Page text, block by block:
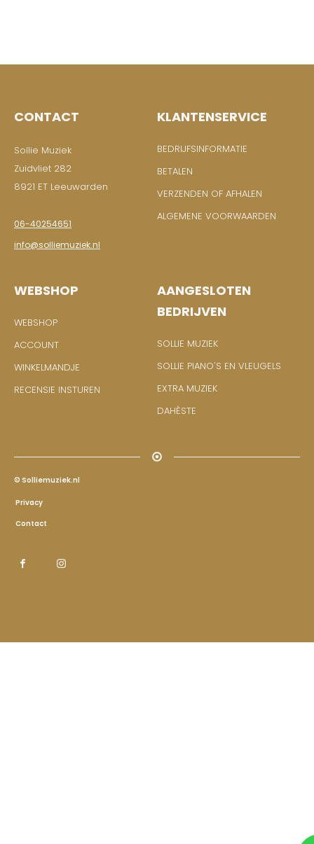
CONTACT
Sollie Muziek
Zuidvliet 282
8921 ET Leeuwarden
06-40254651
info@solliemuziek.nl
KLANTENSERVICE
BEDRIJFSINFORMATIE
BETALEN
VERZENDEN OF AFHALEN
ALGEMENE VOORWAARDEN
WEBSHOP
WEBSHOP
ACCOUNT
WINKELMANDJE
RECENSIE INSTUREN
AANGESLOTEN
BEDRIJVEN
SOLLIE MUZIEK
SOLLIE PIANO'S EN VLEUGELS
EXTRA MUZIEK
DAHÈSTE
© Solliemuziek.nl
Privacy
Contact